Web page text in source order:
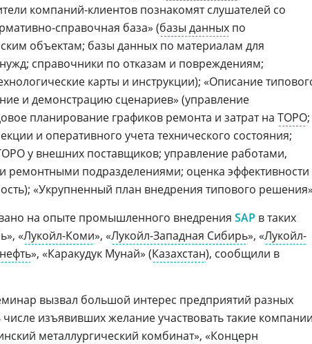
компаний-клиентов познакомят слушателей со
справочная база» (базы данных по
объектам; базы данных по материалам для
справочники по отказам и повреждениям;
карты и инструкции); «Описание
и демонстрацию сценариев» (управление
планирование графиков ремонта и затрат на ТОРО;
и оперативного учета технического состояния;
у внешних поставщиков; управление работами,
подразделениями; оценка эффективности
«Укрупненный план внедрения типового
на опыте промышленного внедрения SAP в таких
«Лукойл-Коми», «Лукойл-Западная Сибирь», «Лукойл-
», «Каракудук Мунай» (Казахстан), сообщили в
вызвал большой интерес предприятий разных
изъявивших желание участвовать такие
металлургический комбинат», «Концерн